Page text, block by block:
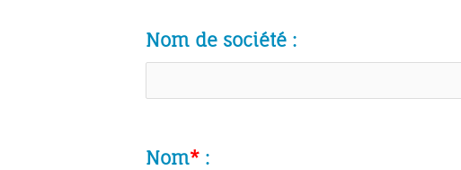
Nom de société :
Nom* :